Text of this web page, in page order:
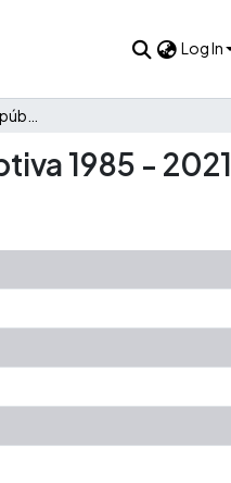
Log In
1985 - 2021